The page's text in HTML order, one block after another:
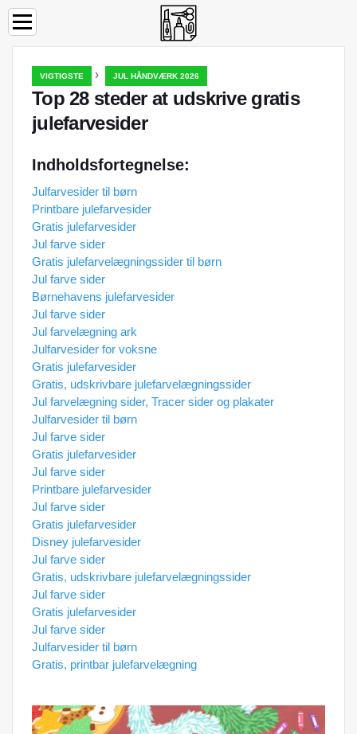
VIGTIGSTE › JUL HÅNDVÆRK 2026
Top 28 steder at udskrive gratis
julefarvesider
Indholdsfortegnelse:
Julfarvesider til børn
Printbare julefarvesider
Gratis julefarvesider
Jul farve sider
Gratis julefarvelægningssider til børn
Jul farve sider
Børnehavens julefarvesider
Jul farve sider
Jul farvelægning ark
Julfarvesider for voksne
Gratis julefarvesider
Gratis, udskrivbare julefarvelægningssider
Jul farvelægning sider, Tracer sider og plakater
Julfarvesider til børn
Jul farve sider
Gratis julefarvesider
Jul farve sider
Printbare julefarvesider
Jul farve sider
Gratis julefarvesider
Disney julefarvesider
Jul farve sider
Gratis, udskrivbare julefarvelægningssider
Jul farve sider
Gratis julefarvesider
Jul farve sider
Julfarvesider til børn
Gratis, printbar julefarvelægning